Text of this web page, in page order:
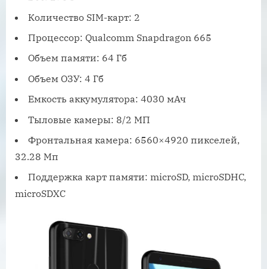
Количество SIM-карт: 2
Процессор: Qualcomm Snapdragon 665
Объем памяти: 64 Гб
Объем ОЗУ: 4 Гб
Емкость аккумулятора: 4030 мАч
Тыловые камеры: 8/2 МП
Фронтальная камера: 6560×4920 пикселей,
32.28 Мп
Поддержка карт памяти: microSD, microSDHC,
microSDXC